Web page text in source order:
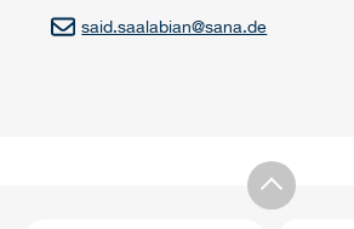
said.saalabian@sana.de